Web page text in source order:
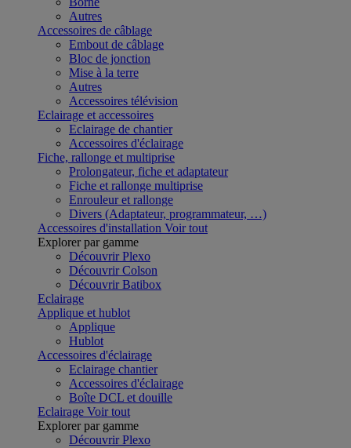
Autres
Accessoires de câblage
Embout de câblage
Bloc de jonction
Mise à la terre
Autres
Accessoires télévision
Eclairage et accessoires
Eclairage de chantier
Accessoires d'éclairage
Fiche, rallonge et multiprise
Prolongateur, fiche et adaptateur
Fiche et rallonge multiprise
Enrouleur et rallonge
Divers (Adaptateur, programmateur, …)
Accessoires d'installation Voir tout
Explorer par gamme
Découvrir Plexo
Découvrir Colson
Découvrir Batibox
Eclairage
Applique et hublot
Applique
Hublot
Accessoires d'éclairage
Eclairage chantier
Accessoires d'éclairage
Boîte DCL et douille
Eclairage Voir tout
Explorer par gamme
Découvrir Plexo